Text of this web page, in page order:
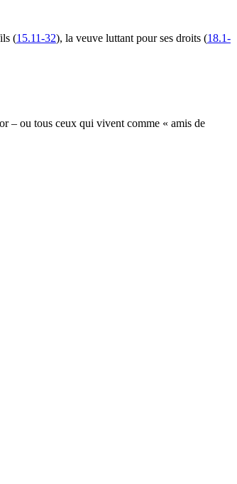
(15.11-32), la veuve luttant pour ses droits (18.1-
– ou tous ceux qui vivent comme « amis de